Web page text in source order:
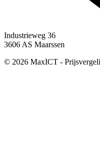
Industrieweg 36
3606 AS Maarssen
© 2026 MaxICT -